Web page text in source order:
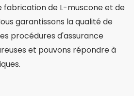
fabrication de L-muscone et de
garantissons la qualité de
procédures d'assurance
et pouvons répondre à